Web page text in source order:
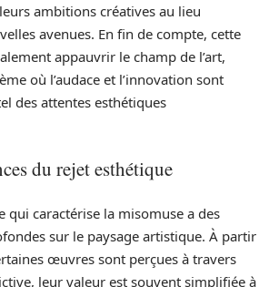
ambitions créatives au lieu
avenues. En fin de compte, cette
appauvrir le champ de l’art,
où l’audace et l’innovation sont
des attentes esthétiques
du rejet esthétique
qui caractérise la misomuse a des
sur le paysage artistique. À partir
œuvres sont perçues à travers
leur valeur est souvent simplifiée à